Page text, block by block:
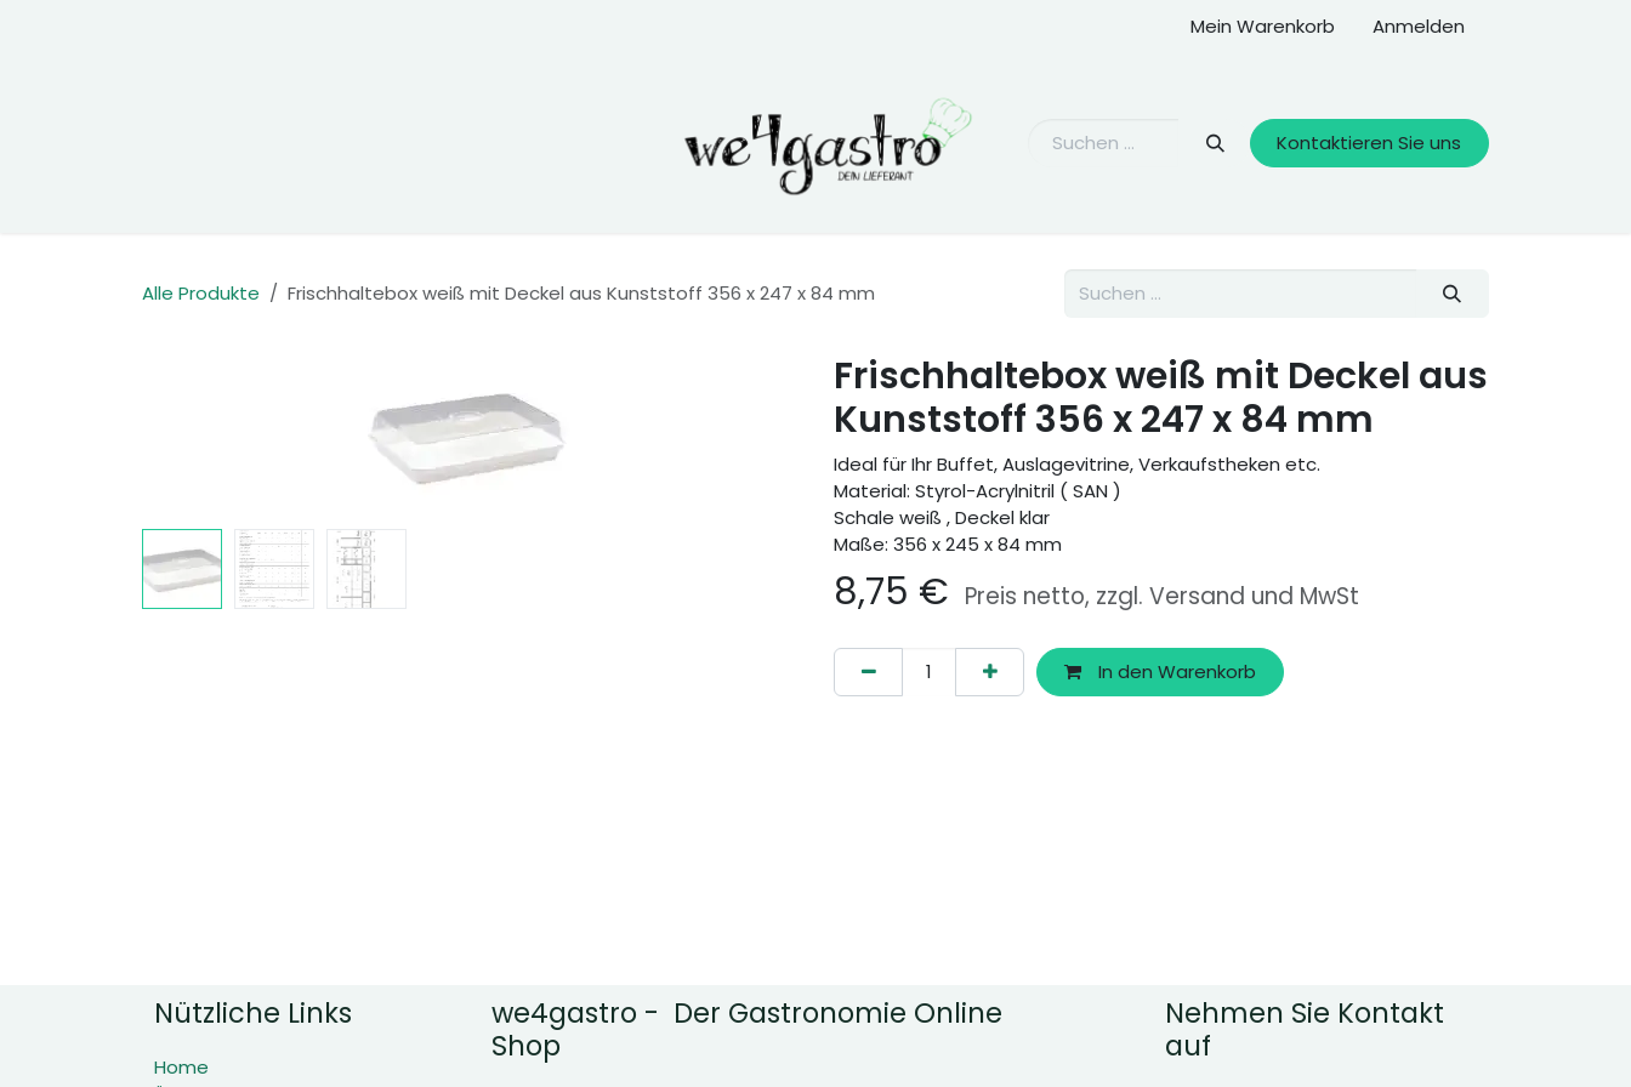
Mein Warenkorb Anmelden
Kontaktieren Sie uns
Alle Produkte Frischhaltebox weiß mit Deckel aus Kunststoff 356 x 247 x 84 mm
Frischhaltebox weiß mit Deckel aus
Kunststoff 356 x 247 x 84 mm
Ideal für Ihr Buffet, Auslagevitrine, Verkaufstheken etc.
Material: Styrol-Acrylnitril ( SAN )
Schale weiß , Deckel klar
Maße: 356 x 245 x 84 mm
8,75 € Preis netto, zzgl. Versand und MwSt
In den Warenkorb
Nützliche Links
Home
we4gastro - Der Gastronomie Online
Shop
Nehmen Sie Kontakt
auf